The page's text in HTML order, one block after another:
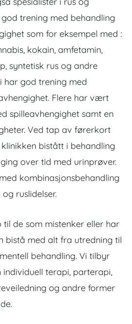
trening med behandling
som for eksempel med :
kokain, amfetamin,
syntetisk rus og andre
har god trening med
Flere har vært
spilleavhengighet samt en
Ved tap av førerkort
bistått i behandling
over tid med urinprøver.
kombinasjonsbehandling
ruslidelser.
til de som mistenker eller har
bistå med alt fra utredning til
behandling. Vi tilbyr
individuell terapi, parterapi,
og andre former